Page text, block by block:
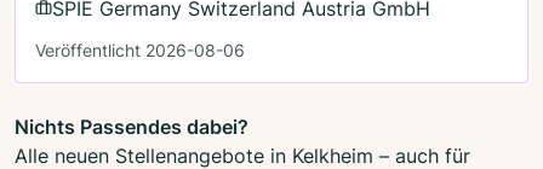
SPIE Germany Switzerland Austria GmbH
Veröffentlicht 2026-08-06
Nichts Passendes dabei?
Alle neuen Stellenangebote in Kelkheim – auch für